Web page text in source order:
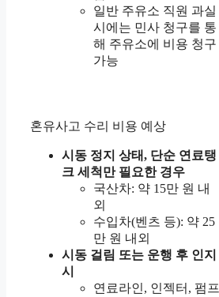
일반 주유소 직원 과실
시에는 민사 청구를 통
해 주유소에 비용 청구
가능
혼유사고 수리 비용 예상
시동 정지 상태, 단순 연료탱
크 세척만 필요한 경우
국산차: 약 15만 원 내
외
수입차(벤츠 등): 약 25
만 원 내외
시동 걸림 또는 운행 후 인지
시
연료라인, 인젝터, 펌프